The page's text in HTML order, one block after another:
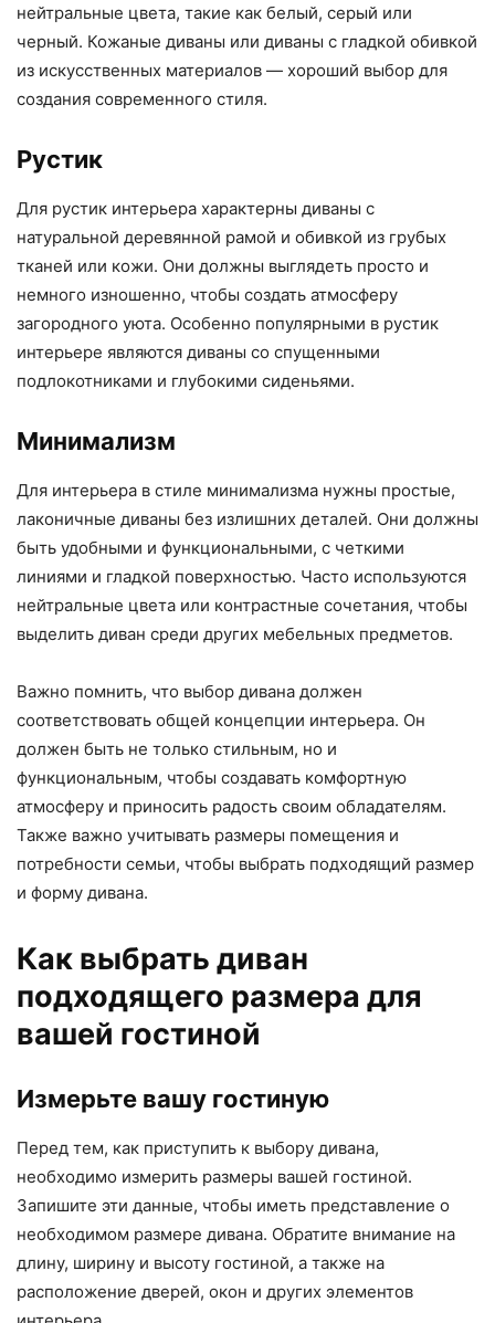
нейтральные цвета, такие как белый, серый или
черный. Кожаные диваны или диваны с гладкой обивкой
из искусственных материалов — хороший выбор для
создания современного стиля.
Рустик
Для рустик интерьера характерны диваны с
натуральной деревянной рамой и обивкой из грубых
тканей или кожи. Они должны выглядеть просто и
немного изношенно, чтобы создать атмосферу
загородного уюта. Особенно популярными в рустик
интерьере являются диваны со спущенными
подлокотниками и глубокими сиденьями.
Минимализм
Для интерьера в стиле минимализма нужны простые,
лаконичные диваны без излишних деталей. Они должны
быть удобными и функциональными, с четкими
линиями и гладкой поверхностью. Часто используются
нейтральные цвета или контрастные сочетания, чтобы
выделить диван среди других мебельных предметов.
Важно помнить, что выбор дивана должен
соответствовать общей концепции интерьера. Он
должен быть не только стильным, но и
функциональным, чтобы создавать комфортную
атмосферу и приносить радость своим обладателям.
Также важно учитывать размеры помещения и
потребности семьи, чтобы выбрать подходящий размер
и форму дивана.
Как выбрать диван
подходящего размера для
вашей гостиной
Измерьте вашу гостиную
Перед тем, как приступить к выбору дивана,
необходимо измерить размеры вашей гостиной.
Запишите эти данные, чтобы иметь представление о
необходимом размере дивана. Обратите внимание на
длину, ширину и высоту гостиной, а также на
расположение дверей, окон и других элементов